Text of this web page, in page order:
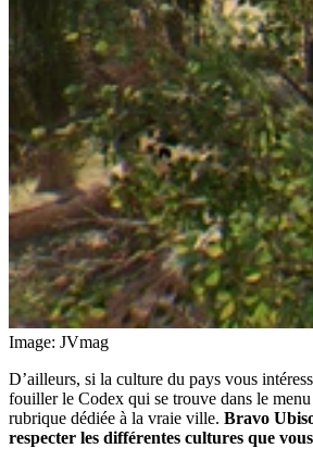
Image: JVmag
D’ailleurs, si la culture du pays vous
fouiller le Codex qui se trouve dans le
rubrique dédiée à la vraie ville. Bravo
respecter les différentes cultures que